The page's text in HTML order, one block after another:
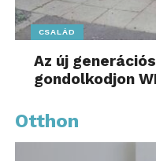
CSALÁD
Az új
gondolkodjon
Otthon